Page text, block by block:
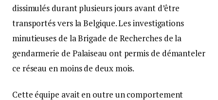
dissimulés durant plusieurs jours avant d’être
transportés vers la Belgique. Les investigations
minutieuses de la Brigade de Recherches de la
gendarmerie de Palaiseau ont permis de démanteler
ce réseau en moins de deux mois.
Cette équipe avait en outre un comportement